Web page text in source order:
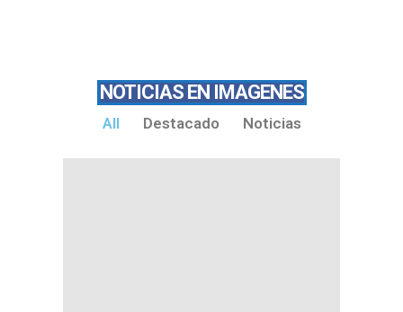
NOTICIAS EN IMAGENES
All Destacado Noticias